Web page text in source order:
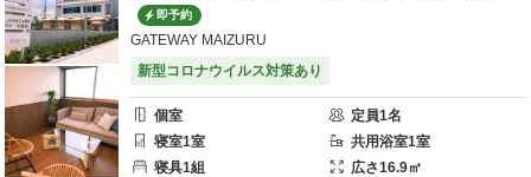
即予約
GATEWAY MAIZURU
新型コロナウイルス対策あり
個室 定員1名
寝室1室 共用浴室1室
寝具1組 広さ16.9㎡